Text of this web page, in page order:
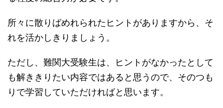
所々に散りばめれられたヒントがありますから、そ
れを活かしきりましょう。
ただし、難関大受験生は、ヒントがなかったとして
も解ききりたい内容ではあると思うので、そのつも
りで学習していただければと思います。